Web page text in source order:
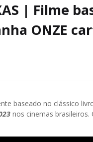
| Filme
ONZE
baseado no clássico
nos cinemas